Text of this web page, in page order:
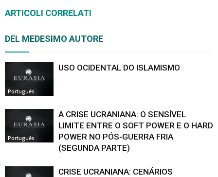
ARTICOLI CORRELATI
DEL MEDESIMO AUTORE
Português
USO OCIDENTAL DO ISLAMISMO
Português
A CRISE UCRANIANA: O SENSÍVEL
LIMITE ENTRE O SOFT POWER E O HARD
POWER NO PÓS-GUERRA FRIA
(SEGUNDA PARTE)
CRISE UCRANIANA: CENÁRIOS